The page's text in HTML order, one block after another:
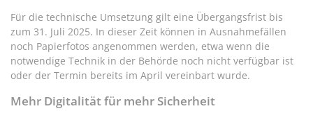
Für die technische Umsetzung gilt eine Übergangsfrist bis
zum 31. Juli 2025. In dieser Zeit können in Ausnahmefällen
noch Papierfotos angenommen werden, etwa wenn die
notwendige Technik in der Behörde noch nicht verfügbar ist
oder der Termin bereits im April vereinbart wurde.
Mehr Digitalität für mehr Sicherheit